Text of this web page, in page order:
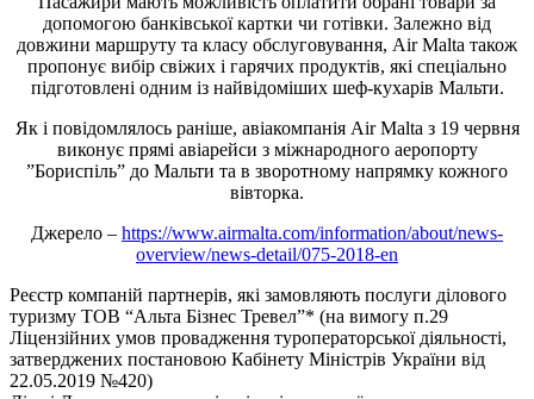
допомогою банківської картки чи готівки. Залежно від
довжини маршруту та класу обслуговування, Air Malta також
пропонує вибір свіжих і гарячих продуктів, які спеціально
підготовлені одним із найвідоміших шеф-кухарів Мальти.
Як і повідомлялось раніше, авіакомпанія Air Malta з 19 червня
виконує прямі авіарейси з міжнародного аеропорту
”Бориспіль” до Мальти та в зворотному напрямку кожного
вівторка.
Джерело – https://www.airmalta.com/information/about/news-
overview/news-detail/075-2018-en
Реєстр компаній партнерів, які замовляють послуги ділового
туризму ТОВ “Альта Бізнес Тревел”* (на вимогу п.29
Ліцензійних умов провадження туроператорської діяльності,
затверджених постановою Кабінету Міністрів України від
22.05.2019 №420)